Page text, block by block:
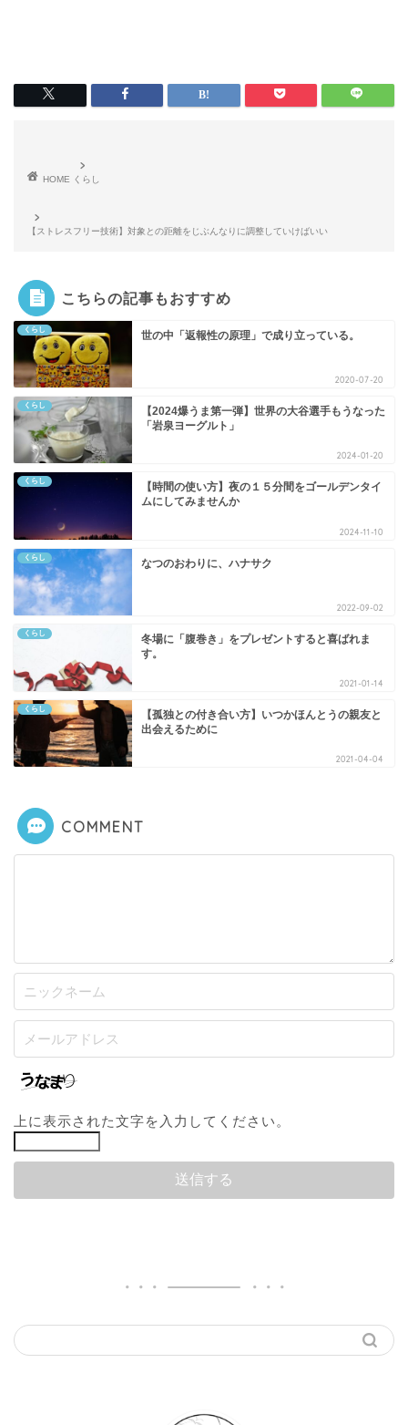
HOME くらし
【ストレスフリー技術】対象との距離をじぶんなりに調整していけばいい
こちらの記事もおすすめ
くらし 世の中「返報性の原理」で成り立っている。
2020-07-20
くらし
【2024爆うま第一弾】世界の大谷選手もうなった
「岩泉ヨーグルト」
2024-01-20
くらし
【時間の使い方】夜の１５分間をゴールデンタイ
ムにしてみませんか
2024-11-10
くらし なつのおわりに、ハナサク
2022-09-02
くらし
冬場に「腹巻き」をプレゼントすると喜ばれま
す。
2021-01-14
くらし
【孤独との付き合い方】いつかほんとうの親友と
出会えるために
2021-04-04
COMMENT
上に表示された文字を入力してください。